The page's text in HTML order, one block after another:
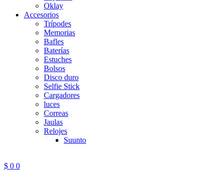
Oklay
Accesorios
Trípodes
Memorias
Bafles
Baterías
Estuches
Bolsos
Disco duro
Selfie Stick
Cargadores
luces
Correas
Jaulas
Relojes
Suunto
$ 0 0